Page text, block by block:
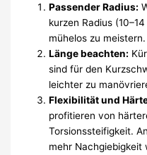
Passender Radius:
kurzen Radius
mühelos zu meistern.
Länge beachten:
sind für den
leichter zu
Flexibilität und
profitieren von
Torsionssteifigkeit.
mehr Nachgiebigkeit